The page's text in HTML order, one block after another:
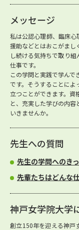
メッセージ
私は公認心理師、臨床心
援助などとはおこがまし
し続ける気持ちで取り
仕事です。
この学問と実践で学ん
です。そうすることによ
立つことができます。資
と、充実した学びの内
いきませんか。
先生への質問
先生の学問へのき
先輩たちはどんな
神戸女学院大学
創立150年を迎える神戸